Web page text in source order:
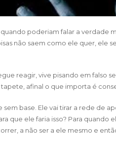
poderiam falar a verdade
não saem como ele quer, ele
reagir, vive pisando em falso
afinal o que importa é
base. Ele vai tirar a rede de
que ele faria isso? Para quando
a não ser a ele mesmo e